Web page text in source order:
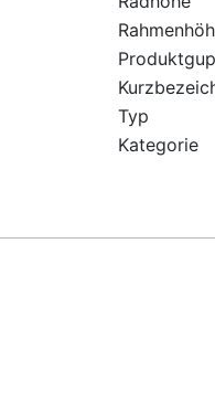
Typ
Kategorie